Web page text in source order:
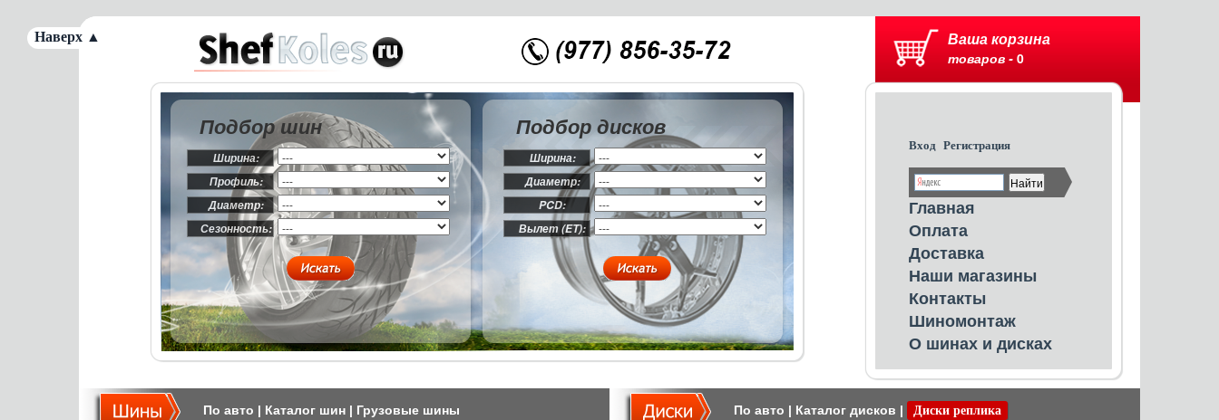
Ваша корзина
товаров - 0
Вход Регистрация
Главная
Оплата
Доставка
Наши магазины
Контакты
Шиномонтаж
О шинах и дисках
Подбор шин
Ширина:
Профиль:
Диаметр:
Сезонность:
Подбор дисков
Ширина:
Диаметр:
PCD:
Вылет (ET):
По авто | Каталог шин | Грузовые шины По авто | Каталог дисков | Диски реплика
Наверх ▲